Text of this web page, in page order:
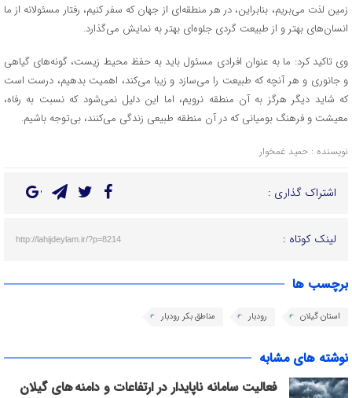
زمین لذت می‌بریم، بنابراین، در هر منطقه‌ای از جهان که سفر کنیم، رفتار مسئولانه از ما
انسان‌های بهتر و از طبیعت گردی جلوه‌ای بهتر به نمایش می‌گذارد.
وی تاکید کرد: ما به عنوان افرادی مسئول باید به حفظ محیط زیست، گونه‌های گیاهی
و جانوری و هر آنچه که طبیعت را می‌سازد و زیبا می‌کند، اهمیت بدهیم، درست است
که شاید دیگر هرگز به آن منطقه نرویم، اما این دلیل نمی‌شود که نسبت به رفاه،
معیشت و فرهنگ بومیانی که در آن منطقه طبیعی زندگی می‌کنند، بی‌توجه باشیم.
نویسنده : حمید غمخوار
اشتراک گذاری :
لینک کوتاه : http://lahijdeylam.ir/?p=8214
برچسب ها
استان گیلان رودبار مناطق بکر رودبار
نوشته های مشابه
فعالیت سامانه ناپایدار در ارتفاعات و دامنه های گیلان